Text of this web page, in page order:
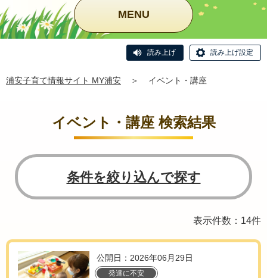
MENU
読み上げ 読み上げ設定
浦安子育て情報サイト MY浦安 ＞ イベント・講座
イベント・講座 検索結果
条件を絞り込んで探す
表示件数：14件
公開日：2026年06月29日
発達に不安